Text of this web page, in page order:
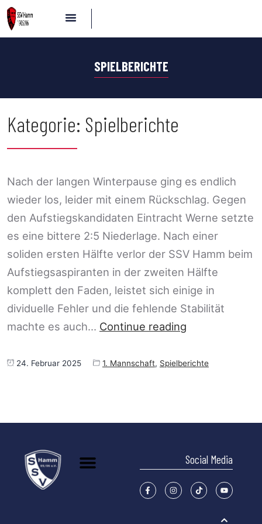
SPIELBERICHTE
Kategorie: Spielberichte
Nach der langen Winterpause ging es endlich
wieder los, leider mit einem Rückschlag. Gegen
den Aufstiegskandidaten Eintracht Werne setzte
es eine bittere 2:5 Niederlage. Nach einer
soliden ersten Hälfte verlor der SSV Hamm beim
Aufstiegsaspiranten in der zweiten Hälfte
komplett den Faden, leistet sich einige in
dividuelle Fehler und die fehlende Stabilität
machte es auch… Continue reading
24. Februar 2025 1. Mannschaft, Spielberichte
Social Media